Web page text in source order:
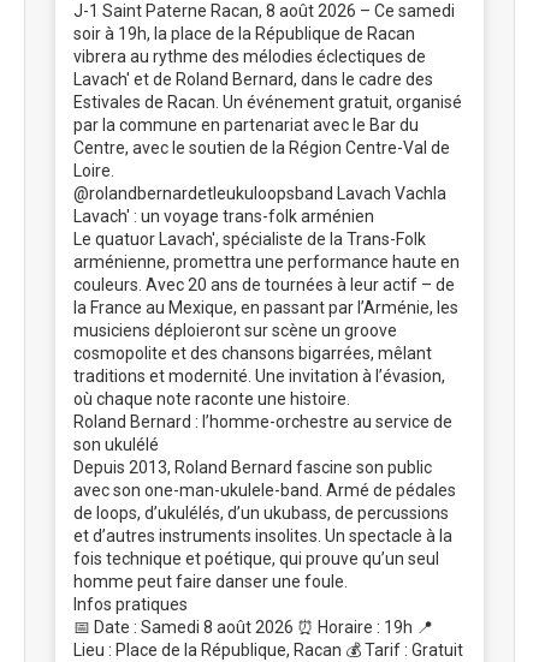
J-1 Saint Paterne Racan, 8 août 2026 – Ce samedi
soir à 19h, la place de la République de Racan
vibrera au rythme des mélodies éclectiques de
Lavach' et de Roland Bernard, dans le cadre des
Estivales de Racan. Un événement gratuit, organisé
par la commune en partenariat avec le Bar du
Centre, avec le soutien de la Région Centre-Val de
Loire.
@rolandbernardetleukuloopsband Lavach Vachla
Lavach' : un voyage trans-folk arménien
Le quatuor Lavach', spécialiste de la Trans-Folk
arménienne, promettra une performance haute en
couleurs. Avec 20 ans de tournées à leur actif – de
la France au Mexique, en passant par l’Arménie, les
musiciens déploieront sur scène un groove
cosmopolite et des chansons bigarrées, mêlant
traditions et modernité. Une invitation à l’évasion,
où chaque note raconte une histoire.
Roland Bernard : l’homme-orchestre au service de
son ukulélé
Depuis 2013, Roland Bernard fascine son public
avec son one-man-ukulele-band. Armé de pédales
de loops, d’ukulélés, d’un ukubass, de percussions
et d’autres instruments insolites. Un spectacle à la
fois technique et poétique, qui prouve qu’un seul
homme peut faire danser une foule.
Infos pratiques
📅 Date : Samedi 8 août 2026 ⏰ Horaire : 19h 📍
Lieu : Place de la République, Racan 💰 Tarif : Gratuit